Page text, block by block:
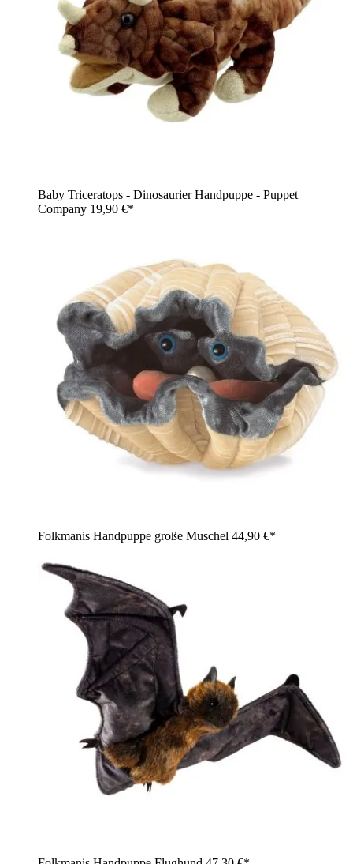
Baby Triceratops - Dinosaurier Handpuppe - Puppet
Company 19,90 €*
Folkmanis Handpuppe große Muschel 44,90 €*